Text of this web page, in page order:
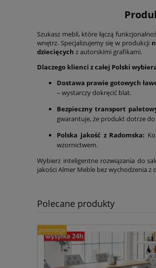
Szukasz mebli, które łączą
wnętrz. Specjalizujemy się w produkcji
dziecięcych z autorskimi grafikami.
Dlaczego klienci z całej Polski
Dostawa prawie gotowych
– wystarczy dokręcić blat.
Bezpieczny transport
gwarantuje, że produkt dotrze do
Polska jakość z Radomska:
wzornictwem.
Wybierz inteligentne rozwiązania do
jakości Almer Meble bez wychodzenia z
Polecane produkty
promocja